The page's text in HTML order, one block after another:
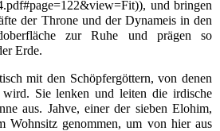
), und bringen
der Throneund der Dynameisin den
zur Ruhe und prägen so
Erde.
mit den Schöpfergöttern, von denen
wird. Sie lenken und leiten die irdische
aus. Jahve, einer der sieben Elohim,
Wohnsitz genommen, um von hier aus